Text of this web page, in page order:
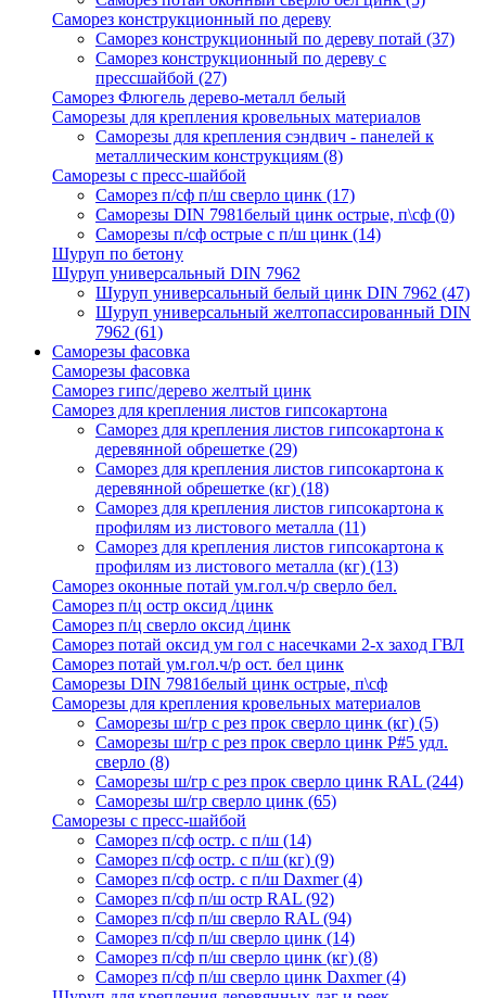
Саморез конструкционный по дереву
Саморез конструкционный по дереву потай (37)
Саморез конструкционный по дереву с
прессшайбой (27)
Саморез Флюгель дерево-металл белый
Саморезы для крепления кровельных материалов
Саморезы для крепления сэндвич - панелей к
металлическим конструкциям (8)
Саморезы с пресс-шайбой
Саморез п/сф п/ш сверло цинк (17)
Саморезы DIN 7981белый цинк острые, п\сф (0)
Саморезы п/сф острые с п/ш цинк (14)
Шуруп по бетону
Шуруп универсальный DIN 7962
Шуруп универсальный белый цинк DIN 7962 (47)
Шуруп универсальный желтопассированный DIN
7962 (61)
Саморезы фасовка
Саморезы фасовка
Саморез гипс/дерево желтый цинк
Саморез для крепления листов гипсокартона
Саморез для крепления листов гипсокартона к
деревянной обрешетке (29)
Саморез для крепления листов гипсокартона к
деревянной обрешетке (кг) (18)
Саморез для крепления листов гипсокартона к
профилям из листового металла (11)
Саморез для крепления листов гипсокартона к
профилям из листового металла (кг) (13)
Саморез оконные потай ум.гол.ч/р сверло бел.
Саморез п/ц остр оксид /цинк
Саморез п/ц сверло оксид /цинк
Саморез потай оксид ум гол с насечками 2-х заход ГВЛ
Саморез потай ум.гол.ч/р ост. бел цинк
Саморезы DIN 7981белый цинк острые, п\сф
Саморезы для крепления кровельных материалов
Саморезы ш/гр с рез прок сверло цинк (кг) (5)
Саморезы ш/гр с рез прок сверло цинк P#5 удл.
сверло (8)
Саморезы ш/гр с рез прок сверло цинк RAL (244)
Саморезы ш/гр сверло цинк (65)
Саморезы с пресс-шайбой
Саморез п/сф остр. с п/ш (14)
Саморез п/сф остр. с п/ш (кг) (9)
Саморез п/сф остр. с п/ш Daxmer(4)
Саморез п/сф п/ш остр RAL (92)
Саморез п/сф п/ш сверло RAL (94)
Саморез п/сф п/ш сверло цинк (14)
Саморез п/сф п/ш сверло цинк (кг) (8)
Саморез п/сф п/ш сверло цинк Daxmer(4)